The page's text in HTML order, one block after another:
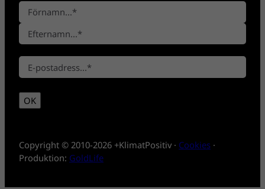
N
a
n
*
F
ö
r
a
m
n
t
e
m
n
E
-
*
OK
Copyright © 2010-2026 +KlimatPositiv · Cookies ·
Produktion: GoldLife